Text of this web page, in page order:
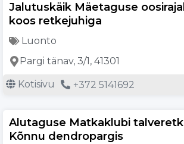
Jalutuskäik Mäetaguse oosirajal
koos retkejuhiga
Luonto
Pargi tänav, 3/1, 41301
Kotisivu +372 5141692
Alutaguse Matkaklubi talveretk
Kõnnu dendropargis